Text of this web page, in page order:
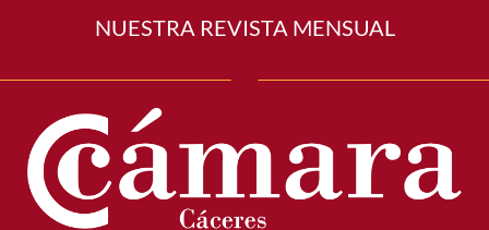
NUESTRA REVISTA MENSUAL